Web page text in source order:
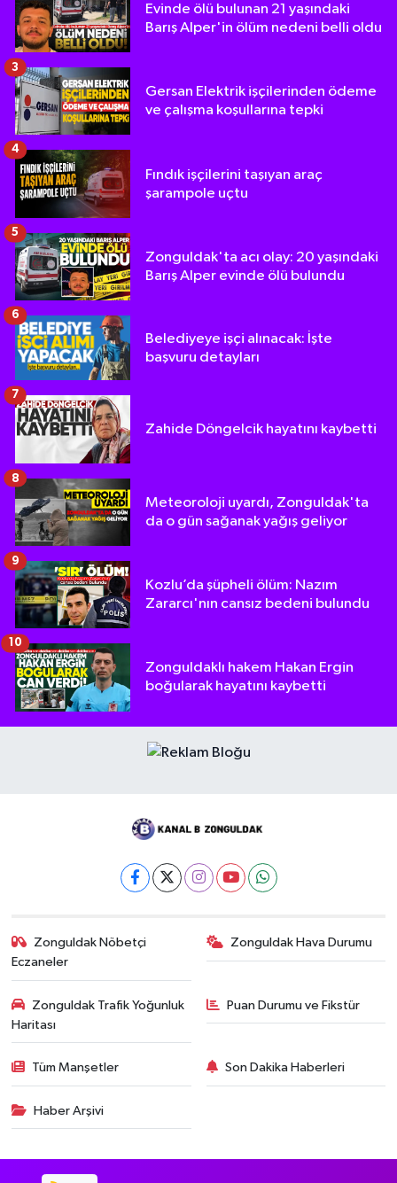
Evinde ölü bulunan 21 yaşındaki
Barış Alper'in ölüm nedeni belli oldu
Gersan Elektrik işçilerinden ödeme
ve çalışma koşullarına tepki
3
Fındık işçilerini taşıyan araç
şarampole uçtu
4
Zonguldak'ta acı olay: 20 yaşındaki
Barış Alper evinde ölü bulundu
5
Belediyeye işçi alınacak: İşte
başvuru detayları
6
Zahide Döngelcik hayatını kaybetti
7
Meteoroloji uyardı, Zonguldak'ta
da o gün sağanak yağış geliyor
8
Kozlu’da şüpheli ölüm: Nazım
Zararcı'nın cansız bedeni bulundu
9
Zonguldaklı hakem Hakan Ergin
boğularak hayatını kaybetti
10
Zonguldak Nöbetçi
Eczaneler
Zonguldak Hava Durumu
Zonguldak Trafik Yoğunluk
Haritası
Puan Durumu ve Fikstür
Tüm Manşetler Son Dakika Haberleri
Haber Arşivi